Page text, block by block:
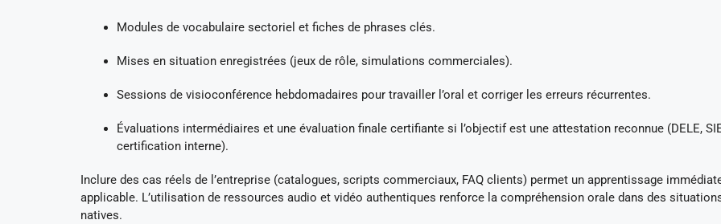
Modules de vocabulaire sectoriel et fiches de phrases clés.
Mises en situation enregistrées (jeux de rôle, simulations commerciales).
Sessions de visioconférence hebdomadaires pour travailler l’oral et corriger les erreurs récurrentes.
Évaluations intermédiaires et une évaluation finale certifiante si l’objectif est une attestation reconnue (DELE,
certification interne).
Inclure des cas réels de l’entreprise (catalogues, scripts commerciaux, FAQ clients) permet un apprentissage
applicable. L’utilisation de ressources audio et vidéo authentiques renforce la compréhension orale dans des
natives.